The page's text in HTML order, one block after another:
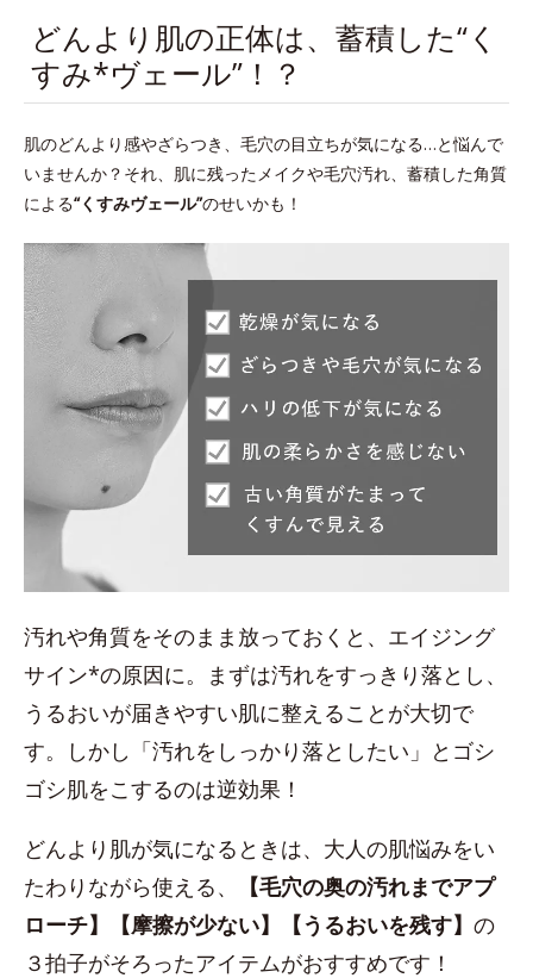
どんより肌の正体は、蓄積した“く
すみ*ヴェール”！？
肌のどんより感やざらつき、毛穴の目立ちが気になる…と悩んで
いませんか？それ、肌に残ったメイクや毛穴汚れ、蓄積した角質
による“くすみヴェール”のせいかも！
汚れや角質をそのまま放っておくと、エイジング
サイン*の原因に。まずは汚れをすっきり落とし、
うるおいが届きやすい肌に整えることが大切で
す。しかし「汚れをしっかり落としたい」とゴシ
ゴシ肌をこするのは逆効果！
どんより肌が気になるときは、大人の肌悩みをい
たわりながら使える、
【毛穴の奥の汚れまでアプ
ローチ】【摩擦が少ない】【うるおいを残す】 の
３拍子がそろったアイテムがおすすめです！